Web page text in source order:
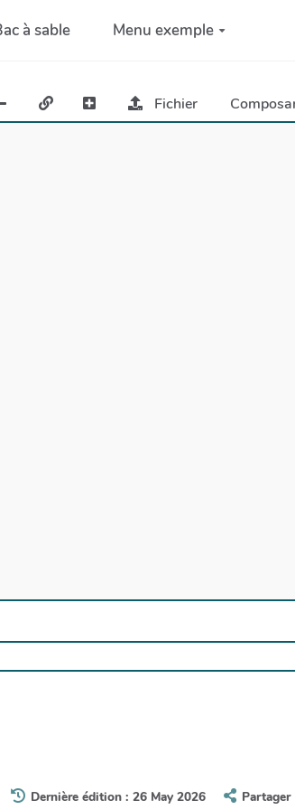
à sable Menu exemple
Fichier
Dernière édition : 26 May 2026 Partager